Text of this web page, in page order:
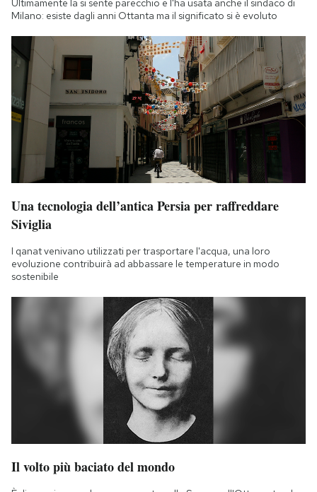
Ultimamente la si sente parecchio e l'ha usata anche il sindaco di
Milano: esiste dagli anni Ottanta ma il significato si è evoluto
Una tecnologia dell’antica Persia per raffreddare
Siviglia
I qanat venivano utilizzati per trasportare l'acqua, una loro
evoluzione contribuirà ad abbassare le temperature in modo
sostenibile
Il volto più baciato del mondo